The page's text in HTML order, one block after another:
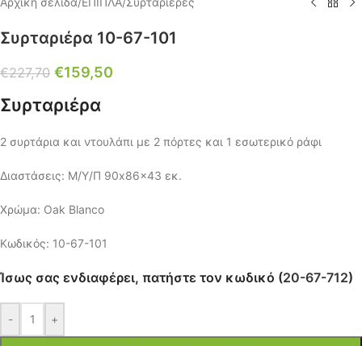
Συρταριέρα 10-67-101
€227,70 €159,50
Συρταριέρα
2 συρτάρια και ντουλάπι με 2 πόρτες και 1 εσωτερικό ράφι
Διαστάσεις: Μ/Υ/Π 90x86x43 εκ.
Χρώμα: Oak Blanco
Κωδικός: 10-67-101
Ίσως σας ενδιαφέρει, πατήστε τον κωδικό (20-67-712)
- +